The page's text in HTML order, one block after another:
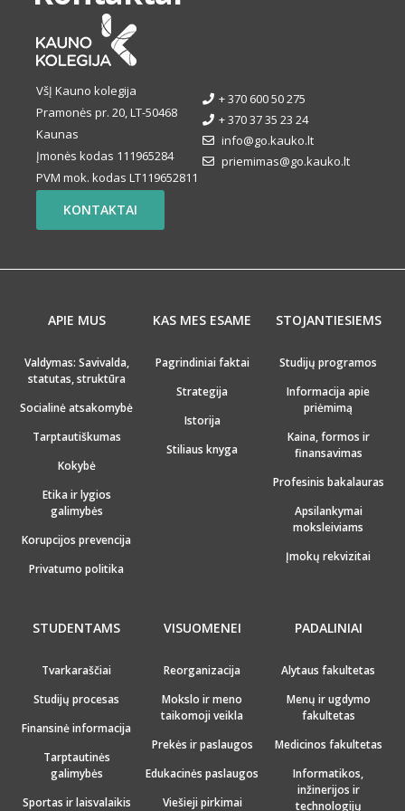
VšĮ Kauno kolegija
Pramonės pr. 20, LT-50468
Kaunas
Įmonės kodas 111965284
PVM mok. kodas LT119652811
+ 370 600 50 275
+ 370 37 35 23 24
info@go.kauko.lt
priemimas@go.kauko.lt
KONTAKTAI
APIE MUS
Valdymas: Savivalda,
statutas, struktūra
Socialinė atsakomybė
Tarptautiškumas
Kokybė
Etika ir lygios
galimybės
Korupcijos prevencija
Privatumo politika
KAS MES ESAME
Pagrindiniai faktai
Strategija
Istorija
Stiliaus knyga
STOJANTIESIEMS
Studijų programos
Informacija apie
priėmimą
Kaina, formos ir
finansavimas
Profesinis bakalauras
Apsilankymai
moksleiviams
Įmokų rekvizitai
STUDENTAMS
Tvarkaraščiai
Studijų procesas
Finansinė informacija
Tarptautinės
galimybės
Sportas ir laisvalaikis
VISUOMENEI
Reorganizacija
Mokslo ir meno
taikomoji veikla
Prekės ir paslaugos
Edukacinės paslaugos
Viešieji pirkimai
PADALINIAI
Alytaus fakultetas
Menų ir ugdymo
fakultetas
Medicinos fakultetas
Informatikos,
inžinerijos ir
technologijų